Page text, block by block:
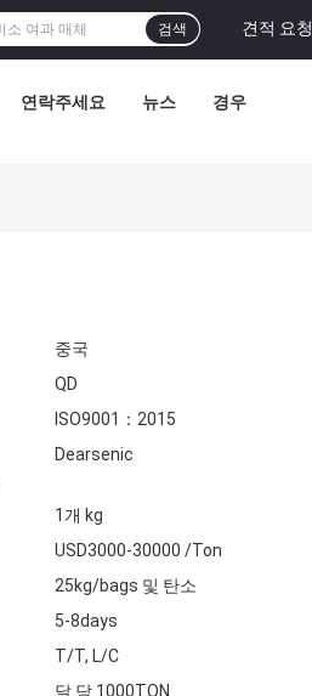
견적 요청
검색
연락주세요 뉴스 경우
중국
QD
ISO9001：2015
Dearsenic
1개 kg
USD3000-30000 /Ton
25kg/bags 및 탄소
5-8days
T/T, L/C
달 당 1000TON